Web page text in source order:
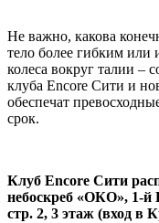
Не важно, какова
тело более гибким или
колеса вокруг талии –
клуба Encore Сити и
обеспечат
срок.
Клуб Encore Сити
небоскреб «ОКО», 1-й
стр. 2, 3 этаж (вход в